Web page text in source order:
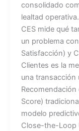
consolidado
lealtad
CES mide qué
un problema
Satisfacción) y
Clientes es la
una transacción
Recomendación
Score)
modelo
Close-the-Loop